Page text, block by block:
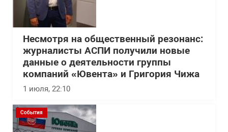
Несмотря на общественный резонанс:
журналисты АСПИ получили новые
данные о деятельности группы
компаний «Ювента» и Григория Чижа
1 июля, 22:10
События